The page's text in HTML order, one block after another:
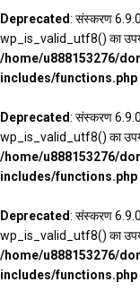
Deprecated: संस्करण
wp_is_valid_utf8() का
/home/u888153276/
includes/functions.php
Deprecated: संस्करण
wp_is_valid_utf8() का
/home/u888153276/
includes/functions.php
Deprecated: संस्करण
wp_is_valid_utf8() का
/home/u888153276/
includes/functions.php